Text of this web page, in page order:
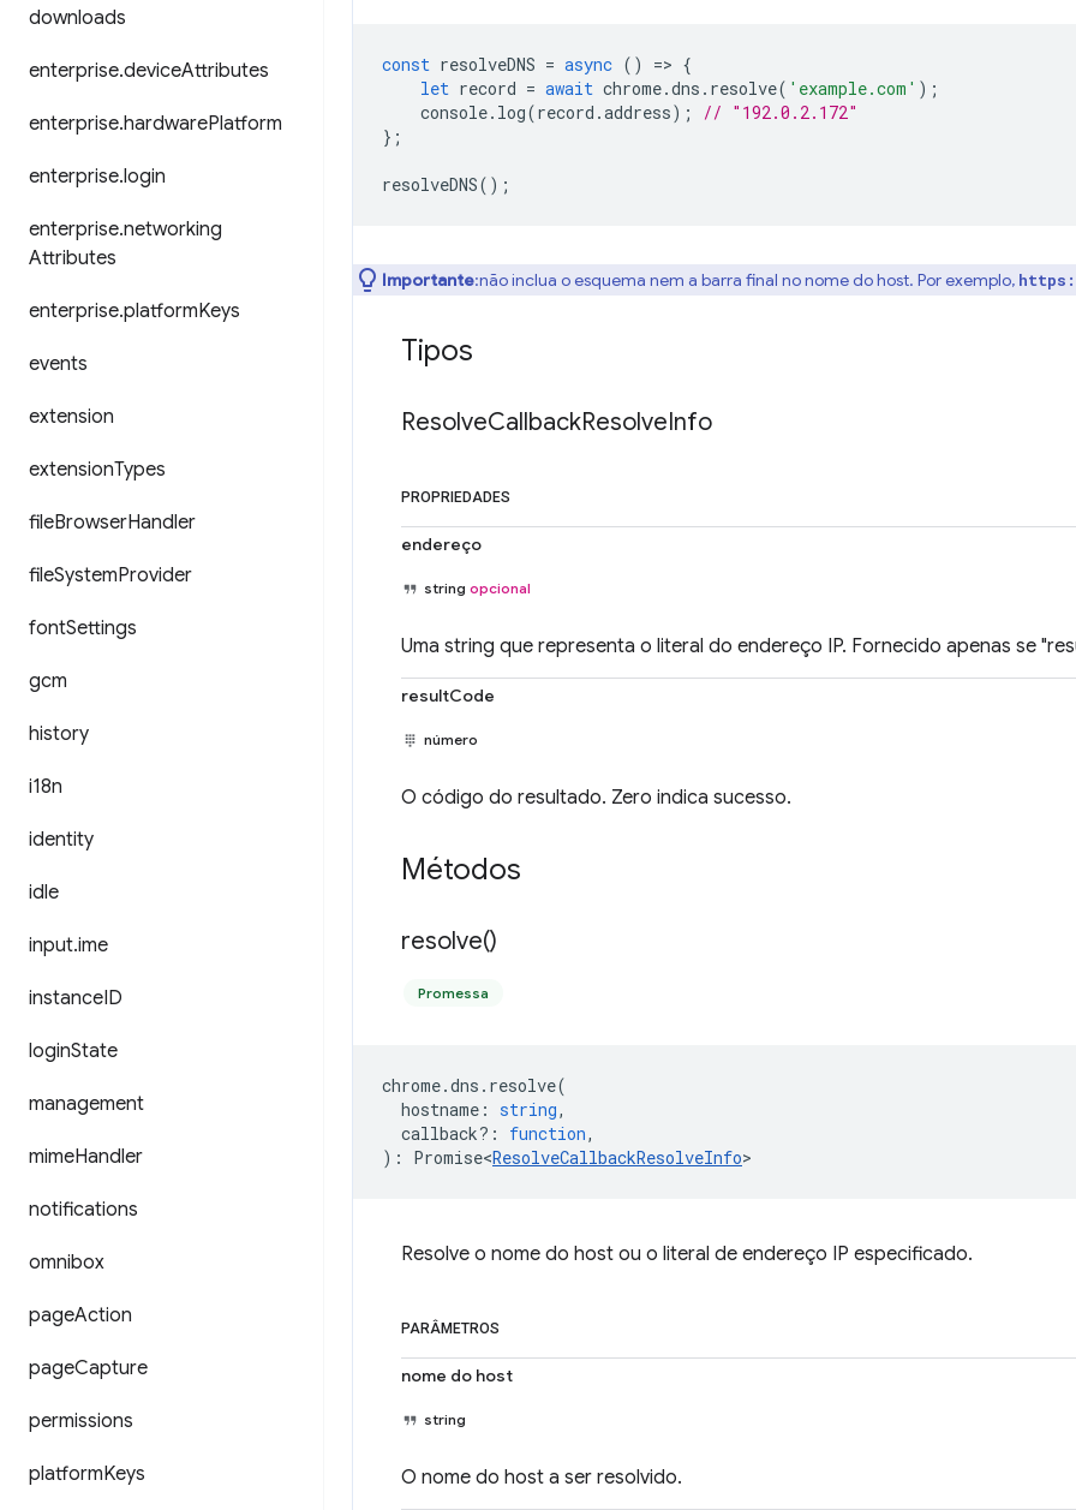
downloads
enterprise.deviceAttributes
enterprise.hardwarePlatform
enterprise.login
enterprise.networking
Attributes
enterprise.platformKeys
events
extension
extensionTypes
fileBrowserHandler
fileSystemProvider
fontSettings
gcm
history
i18n
identity
idle
input.ime
instanceID
loginState
management
mimeHandler
notifications
omnibox
pageAction
pageCapture
permissions
platformKeys
const resolveDNS = async () => {
let record = await chrome.dns . resolve( 'example.com' );
console. log(record .address);
// "192.0.2.172"
};
resolveDNS();
Importante:não inclua o esquema nem a barra final no nome do host. Por exemplo,
Tipos
ResolveCallbackResolveInfo
PROPRIEDADES
endereço
string opcional
Uma string que representa o literal do endereço IP. Fornecido apenas se
resultCode
número
O código do resultado. Zero indica sucesso.
Métodos
resolve()
Promessa
chrome.dns . resolve(
hostname : string,
callback? : function,
) : Promise<ResolveCallbackResolveInfo>
Resolve o nome do host ou o literal de endereço IP especificado.
PARÂMETROS
nome do host
string
O nome do host a ser resolvido.